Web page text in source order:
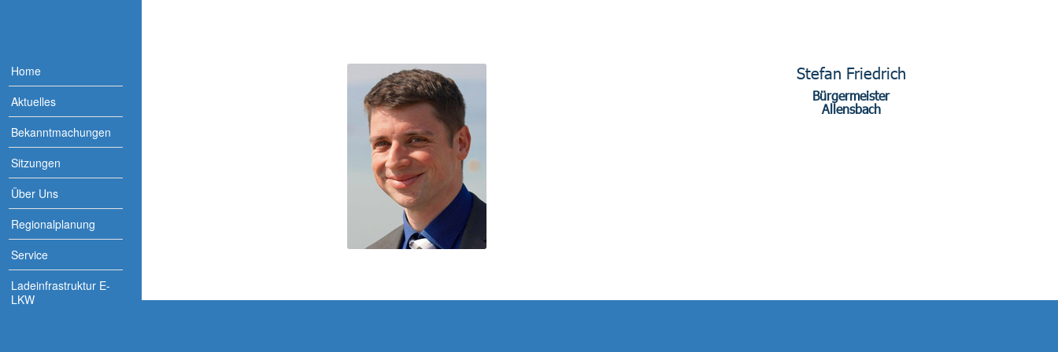
Home
Aktuelles
Bekanntmachungen
Sitzungen
Über Uns
Regionalplanung
Service
Ladeinfrastruktur E-
LKW
Stefan Friedrich
Bürgermeister
Allensbach